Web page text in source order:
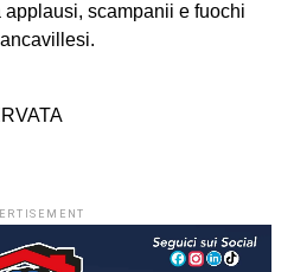
scampanii e fuochi